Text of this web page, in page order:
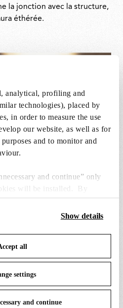
analytical, profiling and
technologies), placed by
in order to measure the use
our website, as well as for
and to monitor and
and continue” only
will be installed. By
consent to the use of all the
settings” you can accept
modify your options anytime.
Cookie Policy
Show details
all
settings
and continue
la jonction avec la structure,
éthérée.
Nocturne s’exprime à travers
offerte par les deux
sur pied, avec son profil
le dialogue entre verre
permettant de